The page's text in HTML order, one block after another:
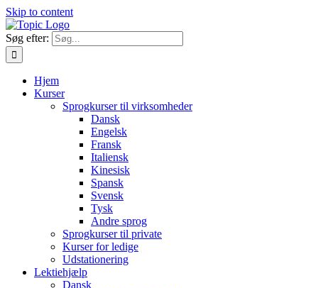
Skip to content
Søg efter:
Hjem
Kurser
Sprogkurser til virksomheder
Dansk
Engelsk
Fransk
Italiensk
Kinesisk
Spansk
Svensk
Tysk
Andre sprog
Sprogkurser til private
Kurser for ledige
Udstationering
Lektiehjælp
Dansk